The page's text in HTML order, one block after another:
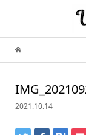
2021.10.14